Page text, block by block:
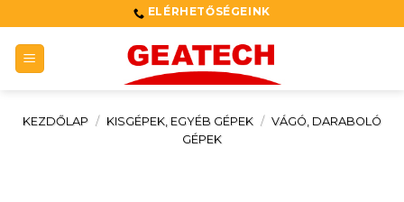
content
ELÉRHETŐSÉGEINK
KEZDŐLAP / KISGÉPEK, EGYÉB GÉPEK / VÁGÓ, DARABOLÓ
GÉPEK